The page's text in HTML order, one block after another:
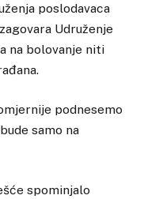
poslodavaca
Udruženje
na bolovanje niti
podnesemo
samo na
spominjalo